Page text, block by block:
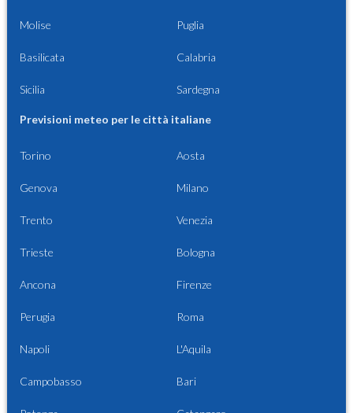
Molise Puglia
Basilicata Calabria
Sicilia Sardegna
Previsioni meteo per le città italiane
Torino Aosta
Genova Milano
Trento Venezia
Trieste Bologna
Ancona Firenze
Perugia Roma
Napoli L'Aquila
Campobasso Bari